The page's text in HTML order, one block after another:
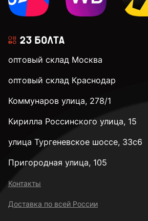
М42
М48
оптовый склад Москва
оптовый склад Краснодар
Коммунаров улица, 278/1
Кирилла Россинского улица, 15
улица Тургеневское шоссе, 33с6
Пригородная улица, 105
Контакты
Доставка по всей России